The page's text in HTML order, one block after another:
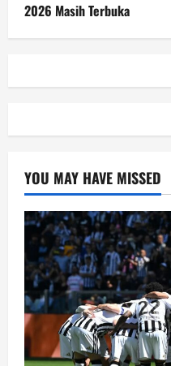
2026 Masih Terbuka
YOU MAY HAVE MISSED